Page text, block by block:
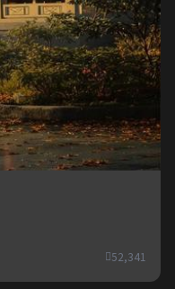
52,341